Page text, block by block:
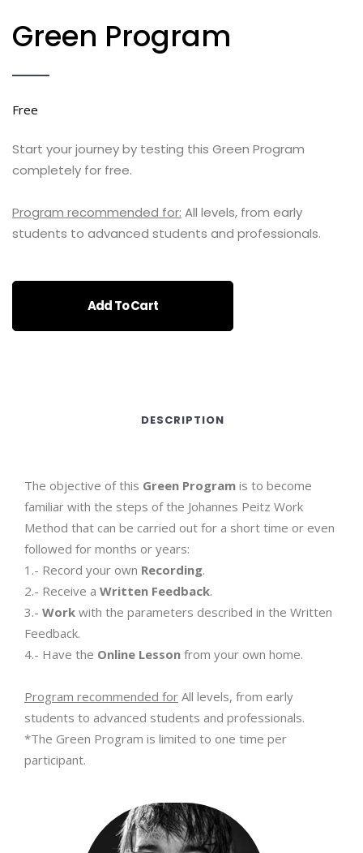
Green Program
Free
Start your journey by testing this Green Program
completely for free.
Program recommended for: All levels, from early
students to advanced students and professionals.
Add To Cart
DESCRIPTION
The objective of this Green Program is to become
familiar with the steps of the Johannes Peitz Work
Method that can be carried out for a short time or even
followed for months or years:
1.- Record your own Recording.
2.- Receive a Written Feedback.
3.- Work with the parameters described in the Written
Feedback.
4.- Have the Online Lesson from your own home.
Program recommended for All levels, from early
students to advanced students and professionals.
*The Green Program is limited to one time per
participant.